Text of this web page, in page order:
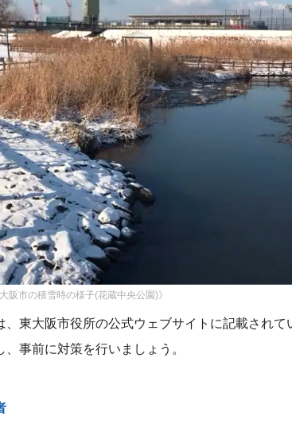
大阪市の積雪時の様子(花蔵中央公園)》
東大阪市役所の公式ウェブサイトに記載されて
事前に対策を行いましょう。